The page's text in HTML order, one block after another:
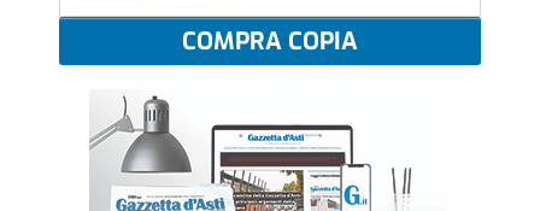
COMPRA COPIA